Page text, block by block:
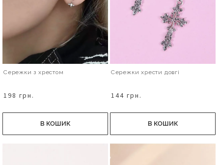
Сережки з хрестом
198 грн.
В КОШИК
Сережки хрести довгі
144 грн.
В КОШИК